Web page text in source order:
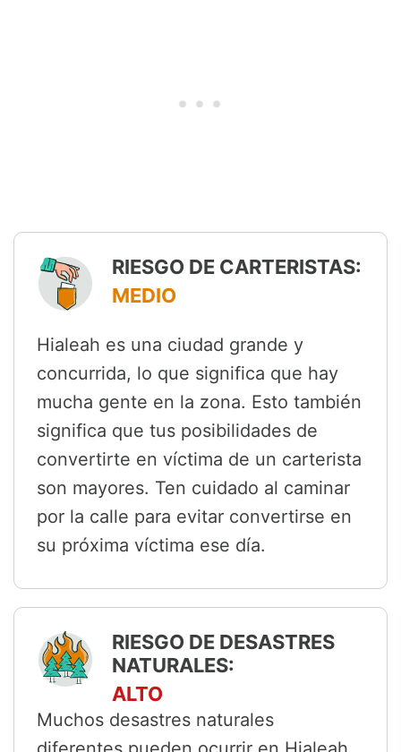
RIESGO DE CARTERISTAS:
MEDIO
Hialeah es una ciudad grande y
concurrida, lo que significa que hay
mucha gente en la zona. Esto también
significa que tus posibilidades de
convertirte en víctima de un carterista
son mayores. Ten cuidado al caminar
por la calle para evitar convertirse en
su próxima víctima ese día.
RIESGO DE DESASTRES
NATURALES:
ALTO
Muchos desastres naturales